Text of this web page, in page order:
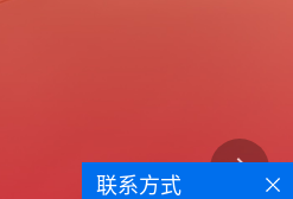
联系方式